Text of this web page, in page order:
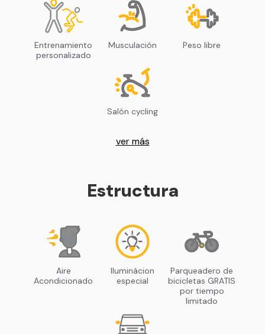
Entrenamiento
personalizado
Musculación Peso libre
Salón cycling
ver más
Estructura
Aire
Acondicionado
Iluminácion
especial
Parqueadero de
bicicletas GRATIS
por tiempo
limitado